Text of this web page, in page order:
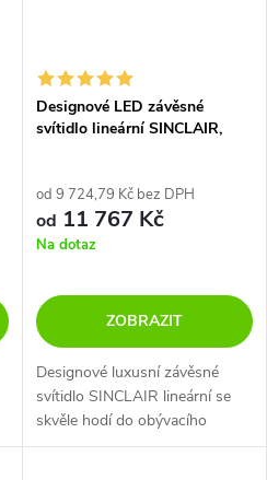
Designové LED závěsné
svítidlo lineární SINCLAIR,
od 9 724,79 Kč bez DPH
od 11 767 Kč
Na dotaz
ZOBRAZIT
Designové luxusní závěsné
svítidlo SINCLAIR lineární se
skvěle hodí do obývacího
pokoje nebo nad jídelní stůl.